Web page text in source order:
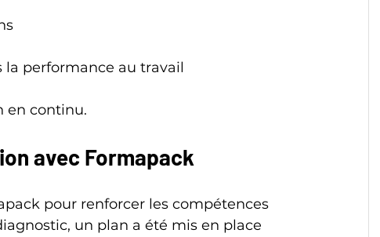
la performance au travail
en continu.
avec Formapack
pour renforcer les compétences
un plan a été mis en place